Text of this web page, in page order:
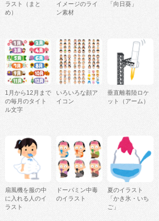
ラスト（まと
め）
イメージのライ
ン素材
「向日葵」
1月から12月まで
の毎月のタイト
ル文字
いろいろな顔ア
イコン
垂直離着陸ロケ
ット（アーム）
扇風機を服の中
に入れる人のイ
ラスト
ドーパミン中毒
のイラスト
夏のイラスト
「かき氷・いち
ご」